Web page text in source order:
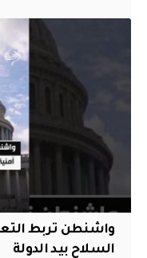
واشنطن تربط
السلاح بيد الدولة